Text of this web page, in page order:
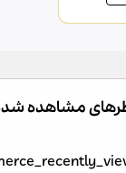
مشاهده